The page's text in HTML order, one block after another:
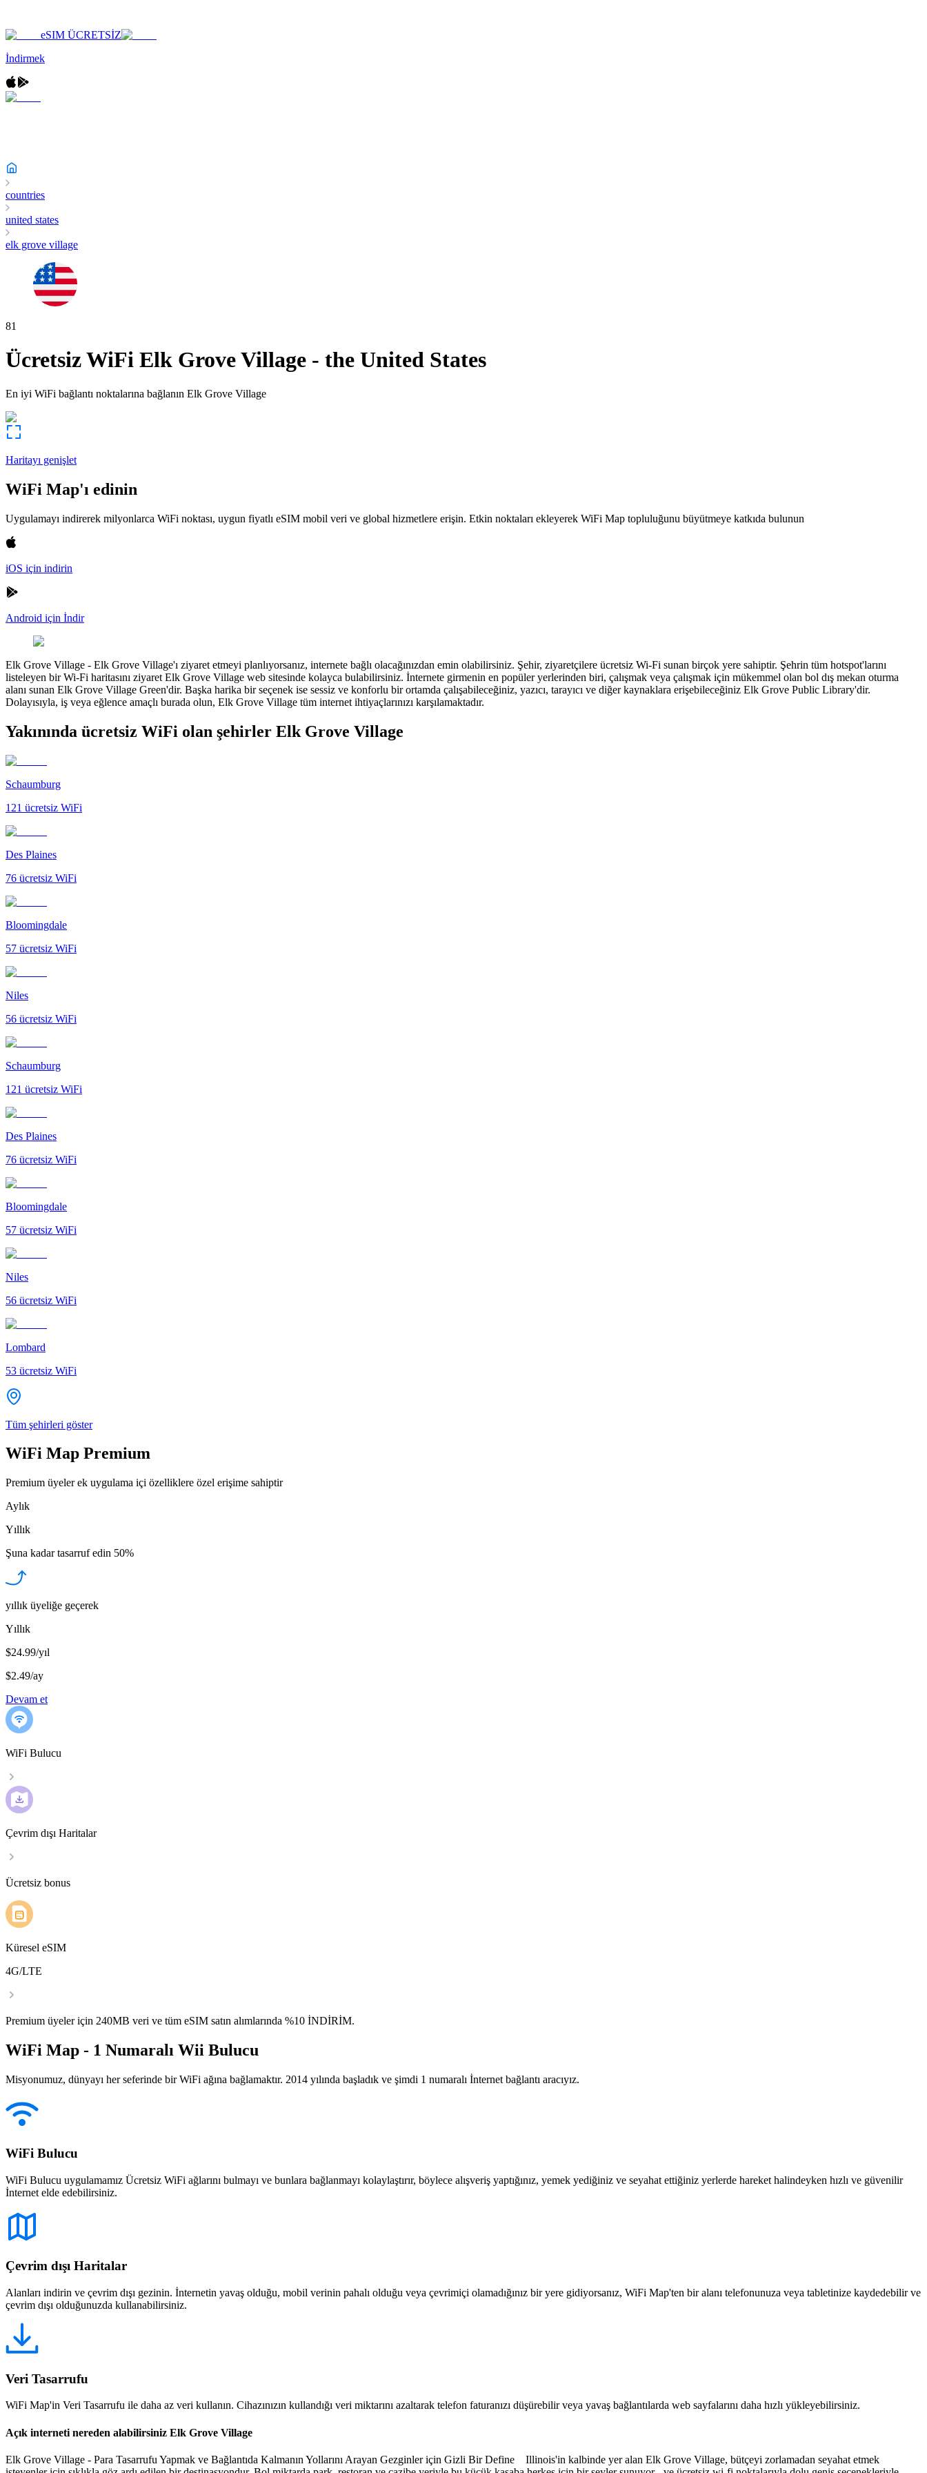
eSIM ÜCRETSİZ
İndirmek
countries
united states
elk grove village
81
Ücretsiz WiFi Elk Grove Village - the United States
En iyi WiFi bağlantı noktalarına bağlanın Elk Grove Village
Haritayı genişlet
WiFi Map'ı edinin
Uygulamayı indirerek milyonlarca WiFi noktası, uygun fiyatlı eSIM mobil veri ve global hizmetlere erişin. Etkin noktaları ekleyerek WiFi Map topluluğunu büyütmeye katkıda bulunun
iOS için indirin
Android için İndir
Elk Grove Village - Elk Grove Village'ı ziyaret etmeyi planlıyorsanız, internete bağlı olacağınızdan emin olabilirsiniz. Şehir, ziyaretçilere ücretsiz Wi-Fi sunan birçok yere sahiptir. Şehrin tüm hotspot'larını
listeleyen bir Wi-Fi haritasını ziyaret Elk Grove Village web sitesinde kolayca bulabilirsiniz. İnternete girmenin en popüler yerlerinden biri, çalışmak veya çalışmak için mükemmel olan bol dış mekan oturma
alanı sunan Elk Grove Village Green'dir. Başka harika bir seçenek ise sessiz ve konforlu bir ortamda çalışabileceğiniz, yazıcı, tarayıcı ve diğer kaynaklara erişebileceğiniz Elk Grove Public Library'dir.
Dolayısıyla, iş veya eğlence amaçlı burada olun, Elk Grove Village tüm internet ihtiyaçlarınızı karşılamaktadır.
Yakınında ücretsiz WiFi olan şehirler Elk Grove Village
Schaumburg
121 ücretsiz WiFi
Des Plaines
76 ücretsiz WiFi
Bloomingdale
57 ücretsiz WiFi
Niles
56 ücretsiz WiFi
Schaumburg
121 ücretsiz WiFi
Des Plaines
76 ücretsiz WiFi
Bloomingdale
57 ücretsiz WiFi
Niles
56 ücretsiz WiFi
Lombard
53 ücretsiz WiFi
Tüm şehirleri göster
WiFi Map Premium
Premium üyeler ek uygulama içi özelliklere özel erişime sahiptir
Aylık
Yıllık
Şuna kadar tasarruf edin 50%
yıllık üyeliğe geçerek
Yıllık
$24.99/yıl
$2.49/ay
Devam et
WiFi Bulucu
Çevrim dışı Haritalar
Ücretsiz bonus
Küresel eSIM
4G/LTE
Premium üyeler için 240MB veri ve tüm eSIM satın alımlarında %10 İNDİRİM.
WiFi Map - 1 Numaralı Wii Bulucu
Misyonumuz, dünyayı her seferinde bir WiFi ağına bağlamaktır. 2014 yılında başladık ve şimdi 1 numaralı İnternet bağlantı aracıyız.
WiFi Bulucu
WiFi Bulucu uygulamamız Ücretsiz WiFi ağlarını bulmayı ve bunlara bağlanmayı kolaylaştırır, böylece alışveriş yaptığınız, yemek yediğiniz ve seyahat ettiğiniz yerlerde hareket halindeyken hızlı ve güvenilir
İnternet elde edebilirsiniz.
Çevrim dışı Haritalar
Alanları indirin ve çevrim dışı gezinin. İnternetin yavaş olduğu, mobil verinin pahalı olduğu veya çevrimiçi olamadığınız bir yere gidiyorsanız, WiFi Map'ten bir alanı telefonunuza veya tabletinize kaydedebilir ve
çevrim dışı olduğunuzda kullanabilirsiniz.
Veri Tasarrufu
WiFi Map'in Veri Tasarrufu ile daha az veri kullanın. Cihazınızın kullandığı veri miktarını azaltarak telefon faturanızı düşürebilir veya yavaş bağlantılarda web sayfalarını daha hızlı yükleyebilirsiniz.
Açık interneti nereden alabilirsiniz Elk Grove Village
Elk Grove Village - Para Tasarrufu Yapmak ve Bağlantıda Kalmanın Yollarını Arayan Gezginler için Gizli Bir Define Illinois'in kalbinde yer alan Elk Grove Village, bütçeyi zorlamadan seyahat etmek